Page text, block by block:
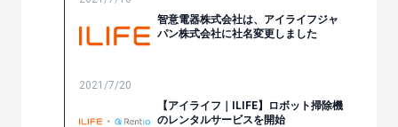
智意電器株式会社は、アイライフジャ
パン株式会社に社名変更しました
2021/7/20
【アイライフ｜ILIFE】ロボット掃除機
のレンタルサービスを開始